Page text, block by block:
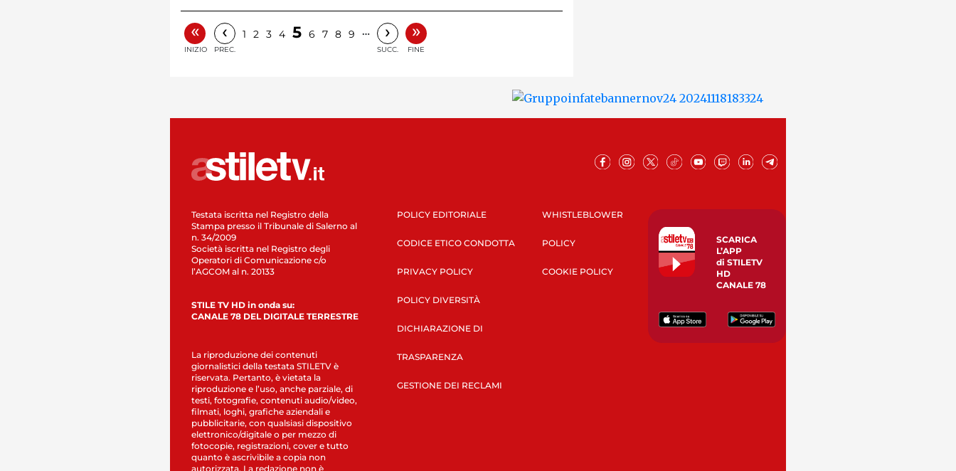
«
INIZIO
‹
PREC.
1 2 3 4 5 6 7 8 9 … ›
SUCC.
»
FINE
Testata iscritta nel Registro della
Stampa presso il Tribunale di Salerno al
n. 34/2009
Società iscritta nel Registro degli
Operatori di Comunicazione c/o
l’AGCOM al n. 20133
STILE TV HD in onda su:
CANALE 78 DEL DIGITALE TERRESTRE
La riproduzione dei contenuti
giornalistici della testata STILETV è
riservata. Pertanto, è vietata la
riproduzione e l’uso, anche parziale, di
testi, fotografie, contenuti audio/video,
filmati, loghi, grafiche aziendali e
pubblicitarie, con qualsiasi dispositivo
elettronico/digitale o per mezzo di
fotocopie, registrazioni, cover e tutto
quanto è ascrivibile a copia non
autorizzata. La redazione non è
POLICY EDITORIALE
CODICE ETICO CONDOTTA
PRIVACY POLICY
POLICY DIVERSITÀ
DICHIARAZIONE DI
TRASPARENZA
GESTIONE DEI RECLAMI
WHISTLEBLOWER
POLICY
COOKIE POLICY
SCARICA
L’APP
di STILETV
HD
CANALE 78